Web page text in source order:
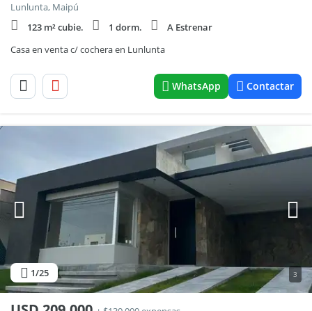
Lunlunta, Maipú
123 m² cubie.
1 dorm.
A Estrenar
Casa en venta c/ cochera en Lunlunta
WhatsApp Contactar
1/25 3